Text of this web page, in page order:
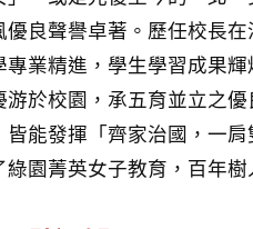
良聲譽卓著。歷任校長
業精進，學生學習成果
於校園，承五育並立之
能發揮「齊家治國，一
園菁英女子教育，百年樹